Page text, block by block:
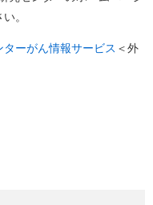
。
ーがん情報サービス ＜外